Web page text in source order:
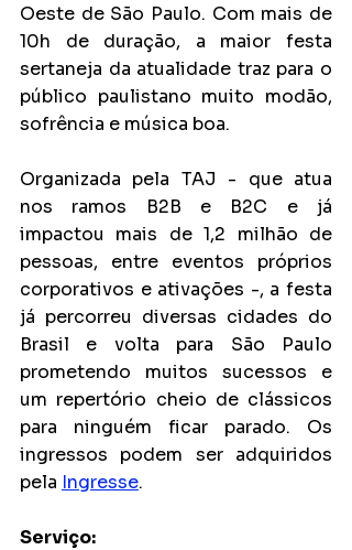
Oeste de São Paulo. Com mais de
10h de duração, a maior festa
sertaneja da atualidade traz para o
público paulistano muito modão,
sofrência e música boa.
Organizada pela TAJ - que atua
nos ramos B2B e B2C e já
impactou mais de 1,2 milhão de
pessoas, entre eventos próprios
corporativos e ativações -, a festa
já percorreu diversas cidades do
Brasil e volta para São Paulo
prometendo muitos sucessos e
um repertório cheio de clássicos
para ninguém ficar parado. Os
ingressos podem ser adquiridos
pela Ingresse.
Serviço: